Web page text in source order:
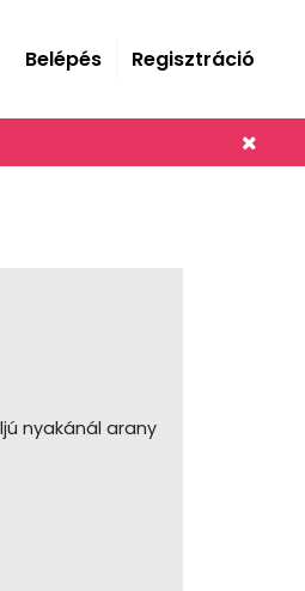
Belépés Regisztráció
nyakánál arany